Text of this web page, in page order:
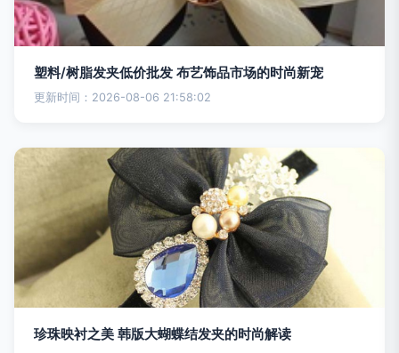
塑料/树脂发夹低价批发 布艺饰品市场的时尚新宠
更新时间：2026-08-06 21:58:02
珍珠映衬之美 韩版大蝴蝶结发夹的时尚解读